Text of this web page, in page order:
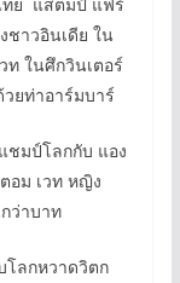
ชาวอินเดีย ใน
ท ในศึกวินเตอร์
ยท่าอาร์มบาร์
ชมป์โลกกับ แอง
อม เวท หญิง
ว่าบาท
ลกหวาดวิตก